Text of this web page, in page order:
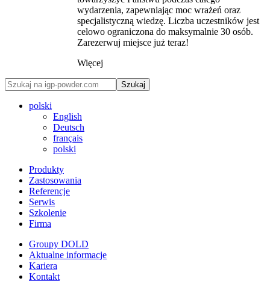
wydarzenia, zapewniając moc wrażeń oraz
specjalistyczną wiedzę. Liczba uczestników jest
celowo ograniczona do maksymalnie 30 osób.
Zarezerwuj miejsce już teraz!
Więcej
Szukaj
polski
English
Deutsch
français
polski
Produkty
Zastosowania
Referencje
Serwis
Szkolenie
Firma
Groupy DOLD
Aktualne informacje
Kariera
Kontakt